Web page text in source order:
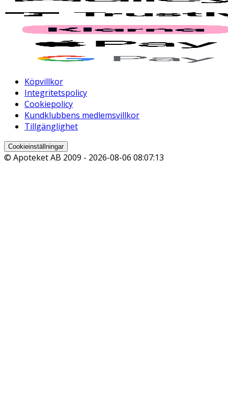
Köpvillkor
Integritetspolicy
Cookiepolicy
Kundklubbens medlemsvillkor
Tillgänglighet
Cookieinställningar
© Apoteket AB 2009 - 2026-08-06 08:07:13